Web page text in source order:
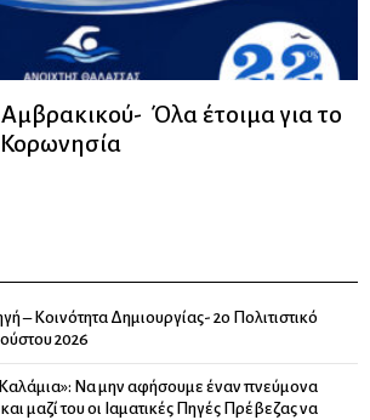
Όλα έτοιμα για το
– Κοινότητα Δημιουργίας- 2ο Πολιτιστικό
2026
Να μην αφήσουμε έναν πνεύμονα
μαζί του οι Ιαματικές Πηγές Πρέβεζας να